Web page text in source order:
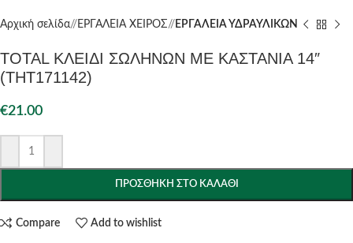
Αρχική σελίδα/ ΕΡΓΑΛΕΙΑ ΧΕΙΡΟΣ/ ΕΡΓΑΛΕΙΑ ΥΔΡΑΥΛΙΚΩΝ
TOTAL ΚΛΕΙΔΙ ΣΩΛΗΝΩΝ ΜΕ ΚΑΣΤΑΝΙΑ 14″
(THT171142)
€21.00
ΠΡΟΣΘΉΚΗ ΣΤΟ ΚΑΛΆΘΙ
Compare Add to wishlist